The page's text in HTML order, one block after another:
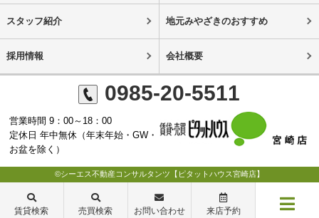
スタッフ紹介 地元みやざきのおすすめ
採用情報 会社概要
0985-20-5511
営業時間 9：00～18：00
定休日 年中無休（年末年始・GW・
お盆を除く）
©シーエス不動産コンサルタンツ【ピタットハウス宮崎店】
賃貸検索 売買検索 お問い合わせ 来店予約